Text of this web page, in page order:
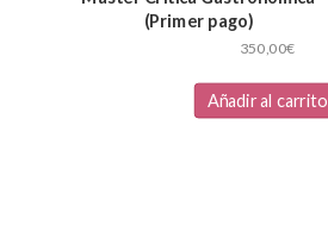
(Primer pago)
350,00€
Añadir al carrito